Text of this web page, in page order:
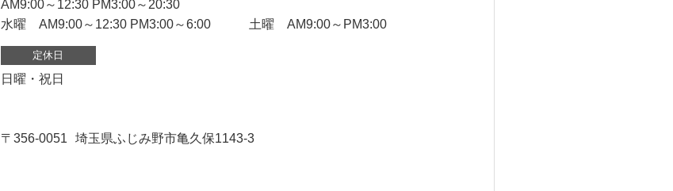
AM9:00～12:30 PM3:00～20:30
水曜 AM9:00～12:30 PM3:00～6:00 土曜 AM9:00～PM3:00
定休日
日曜・祝日
〒356-0051 埼玉県ふじみ野市亀久保1143-3